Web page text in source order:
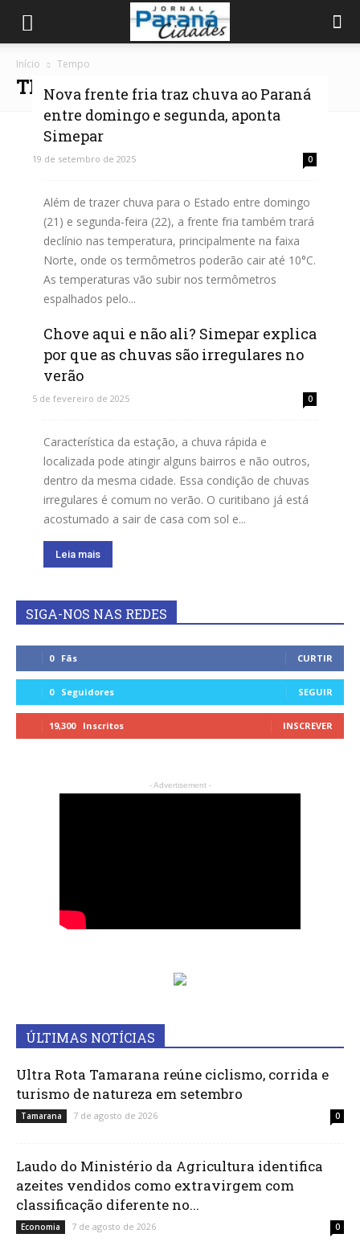
Início Tempo
TEMPO
Nova frente fria traz chuva ao Paraná
entre domingo e segunda, aponta
Simepar
19 de setembro de 2025 0
Além de trazer chuva para o Estado entre domingo
(21) e segunda-feira (22), a frente fria também trará
declínio nas temperatura, principalmente na faixa
Norte, onde os termômetros poderão cair até 10°C.
As temperaturas vão subir nos termômetros
espalhados pelo...
Leia mais
Chove aqui e não ali? Simepar explica
por que as chuvas são irregulares no
verão
5 de fevereiro de 2025 0
Característica da estação, a chuva rápida e
localizada pode atingir alguns bairros e não outros,
dentro da mesma cidade. Essa condição de chuvas
irregulares é comum no verão. O curitibano já está
acostumado a sair de casa com sol e...
Leia mais
SIGA-NOS NAS REDES
0 Fãs CURTIR
0 Seguidores SEGUIR
19,300 Inscritos INSCREVER
- Advertisement -
ÚLTIMAS NOTÍCIAS
Ultra Rota Tamarana reúne ciclismo, corrida e
turismo de natureza em setembro
Tamarana 7 de agosto de 2026 0
Laudo do Ministério da Agricultura identifica
azeites vendidos como extravirgem com
classificação diferente no...
Economia 7 de agosto de 2026 0